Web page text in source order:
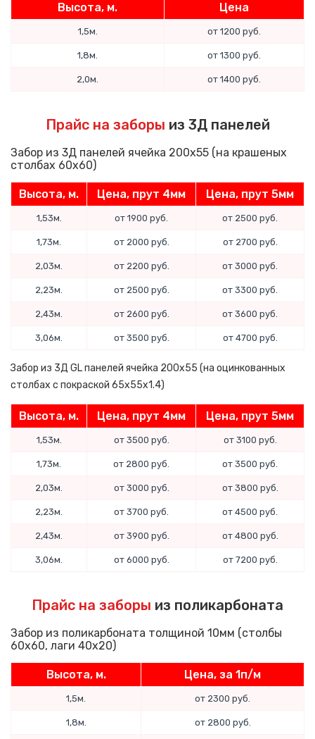
Высота, м. Цена
1,5м. от 1200 руб.
1,8м. от 1300 руб.
2,0м. от 1400 руб.
Прайс на заборы из 3Д панелей
Забор из 3Д панелей ячейка 200х55 (на крашеных
столбах 60x60)
Высота, м. Цена, прут 4мм Цена, прут 5мм
1,53м. от 1900 руб. от 2500 руб.
1,73м. от 2000 руб. от 2700 руб.
2,03м. от 2200 руб. от 3000 руб.
2,23м. от 2500 руб. от 3300 руб.
2,43м. от 2600 руб. от 3600 руб.
3,06м. от 3500 руб. от 4700 руб.
Забор из 3Д GL панелей ячейка 200х55 (на оцинкованных
столбах с покраской 65x55x1.4)
Высота, м. Цена, прут 4мм Цена, прут 5мм
1,53м. от 3500 руб. от 3100 руб.
1,73м. от 2800 руб. от 3500 руб.
2,03м. от 3000 руб. от 3800 руб.
2,23м. от 3700 руб. от 4500 руб.
2,43м. от 3900 руб. от 4800 руб.
3,06м. от 6000 руб. от 7200 руб.
Прайс на заборы из поликарбоната
Забор из поликарбоната толщиной 10мм (столбы
60x60, лаги 40x20)
Высота, м. Цена, за 1п/м
1,5м. от 2300 руб.
1,8м. от 2800 руб.